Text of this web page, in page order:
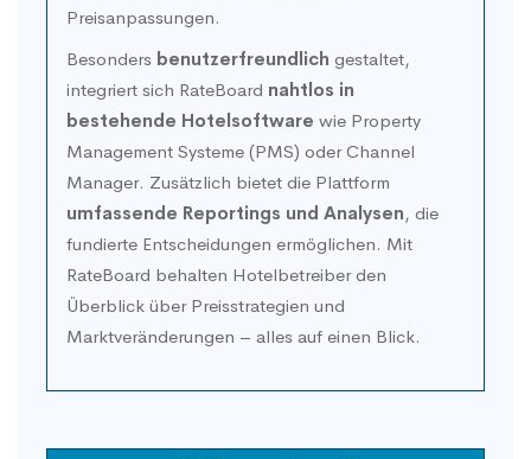
Preisanpassungen.
Besonders benutzerfreundlich gestaltet,
integriert sich RateBoard nahtlos in
bestehende Hotelsoftware wie Property
Management Systeme (PMS) oder Channel
Manager. Zusätzlich bietet die Plattform
umfassende Reportings und Analysen, die
fundierte Entscheidungen ermöglichen. Mit
RateBoard behalten Hotelbetreiber den
Überblick über Preisstrategien und
Marktveränderungen – alles auf einen Blick.